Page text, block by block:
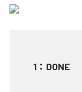
1 ： DONE